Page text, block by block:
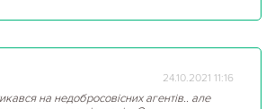
24.10.2021 11:16
на недобросовісних агентів.. але